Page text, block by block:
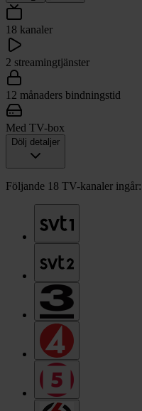
18 kanaler
2 streamingtjänster
12 månaders bindningstid
Med TV-box
Dölj detaljer
Följande 18 TV-kanaler ingår: